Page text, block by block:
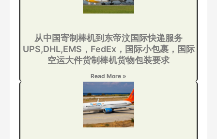
从中国寄制棒机到东帝汶国际快递服务
UPS,DHL,EMS，FedEx，国际小包裹，国际
空运大件货制棒机货物包装要求
Read More »